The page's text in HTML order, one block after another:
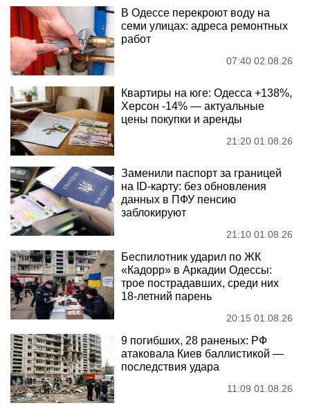
В Одессе перекроют воду на
семи улицах: адреса ремонтных
работ
07:40 02.08.26
Квартиры на юге: Одесса +138%,
Херсон -14% — актуальные
цены покупки и аренды
21:20 01.08.26
Заменили паспорт за границей
на ID-карту: без обновления
данных в ПФУ пенсию
заблокируют
21:10 01.08.26
Беспилотник ударил по ЖК
«Кадорр» в Аркадии Одессы:
трое пострадавших, среди них
18-летний парень
20:15 01.08.26
9 погибших, 28 раненых: РФ
атаковала Киев баллистикой —
последствия удара
11:09 01.08.26